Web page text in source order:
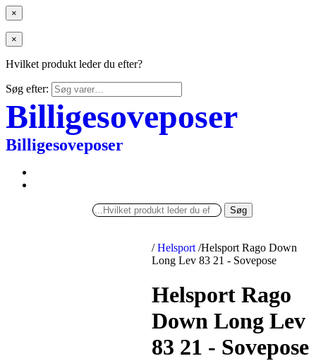
×
×
Hvilket produkt leder du efter?
Søg efter:
Billigesoveposer
Billigesoveposer
Søg
/ Helsport /Helsport Rago Down
Long Lev 83 21 - Sovepose
Helsport Rago
Down Long Lev
83 21 - Sovepose